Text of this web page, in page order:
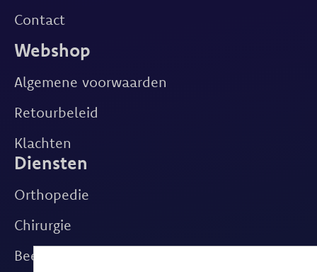
Contact
Webshop
Algemene voorwaarden
Retourbeleid
Klachten
Diensten
Orthopedie
Chirurgie
Beeldvorming